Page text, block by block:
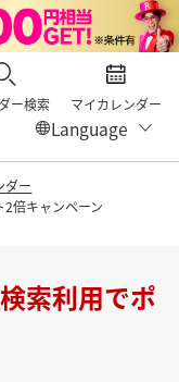
ー検索 マイカレンダー
ダー
2倍キャンペーン
索利用でポ